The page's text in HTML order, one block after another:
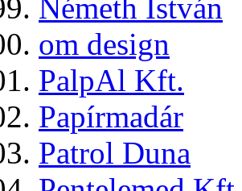
Németh István
om design
PalpAl Kft.
Papírmadár
Patrol Duna